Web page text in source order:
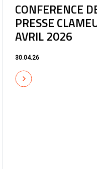
CONFERENCE
PRESSE
AVRIL 2026
30.04.26